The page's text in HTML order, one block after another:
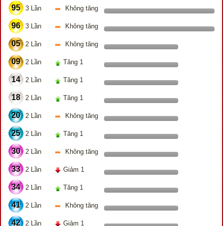
95 3 Lần Không tăng
96 3 Lần Không tăng
05 2 Lần Không tăng
09 2 Lần Tăng 1
14 2 Lần Tăng 1
18 2 Lần Tăng 1
20 2 Lần Không tăng
25 2 Lần Tăng 1
30 2 Lần Không tăng
33 2 Lần Giảm 1
34 2 Lần Tăng 1
41 2 Lần Không tăng
42 2 Lần Giảm 1